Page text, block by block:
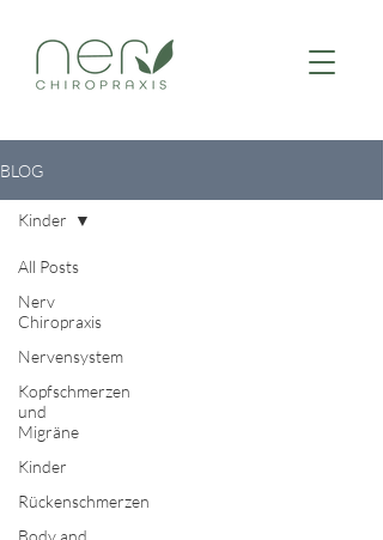
BLOG
All Posts
Nerv
Chiropraxis
Nervensystem
Kopfschmerzen
und
Migräne
Kinder
Rückenschmerzen
Body and
Kinder